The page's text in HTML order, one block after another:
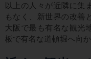
以上の人々が近隣に集
もなく、新世界の改善
大阪で最も有名な観光
板で有名な道頓堀へ向か